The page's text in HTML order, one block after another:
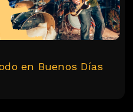
en Buenos Días